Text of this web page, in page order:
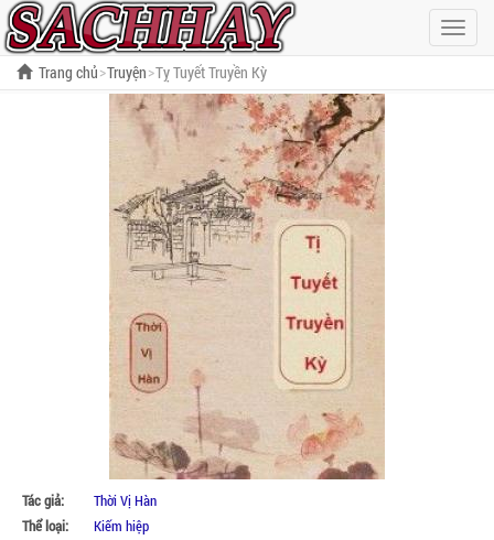
Hiện
menu
Trang chủ Truyện Tỵ Tuyết Truyền Kỳ
Tác giả:
Thời Vị Hàn
Thể loại:
Kiếm hiệp